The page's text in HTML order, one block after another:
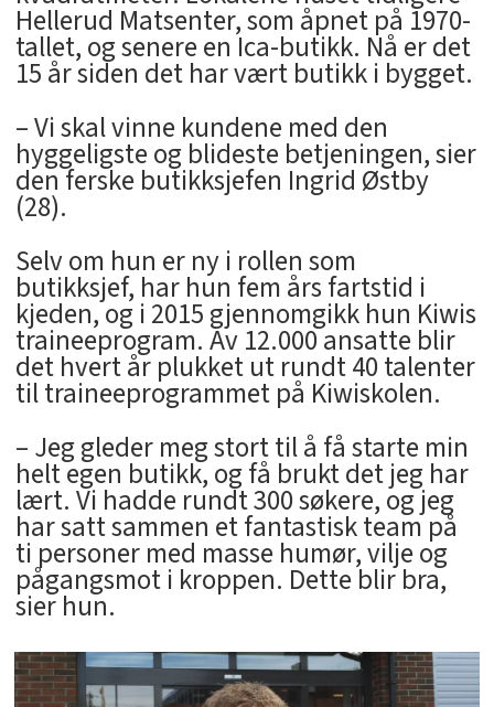
Hellerud Matsenter, som åpnet på 1970-
tallet, og senere en Ica-butikk. Nå er det
15 år siden det har vært butikk i bygget.
– Vi skal vinne kundene med den
hyggeligste og blideste betjeningen, sier
den ferske butikksjefen Ingrid Østby
(28).
Selv om hun er ny i rollen som
butikksjef, har hun fem års fartstid i
kjeden, og i 2015 gjennomgikk hun Kiwis
traineeprogram. Av 12.000 ansatte blir
det hvert år plukket ut rundt 40 talenter
til traineeprogrammet på Kiwiskolen.
– Jeg gleder meg stort til å få starte min
helt egen butikk, og få brukt det jeg har
lært. Vi hadde rundt 300 søkere, og jeg
har satt sammen et fantastisk team på
ti personer med masse humør, vilje og
pågangsmot i kroppen. Dette blir bra,
sier hun.